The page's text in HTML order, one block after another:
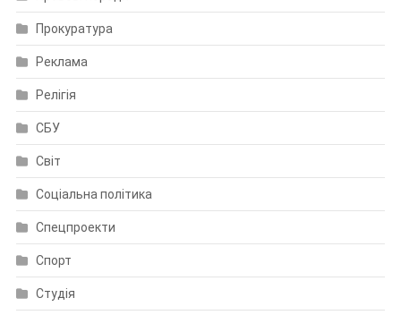
Прокуратура
Реклама
Релігія
СБУ
Світ
Соціальна політика
Спецпроекти
Спорт
Студія